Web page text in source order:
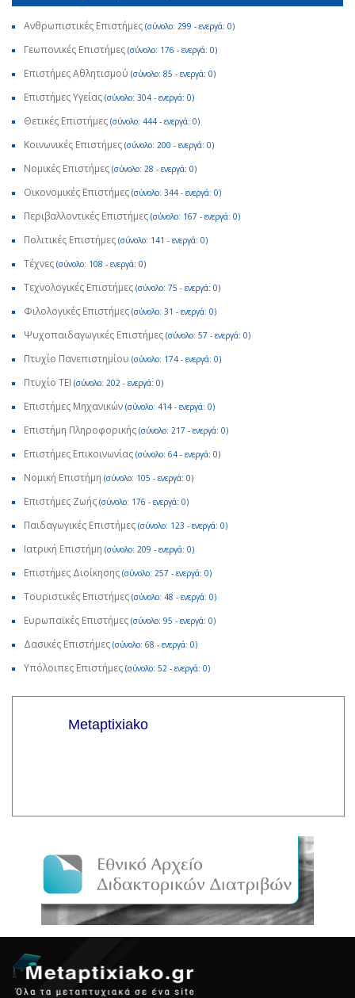
Ανθρωπιστικές Επιστήμες (σύνολο: 299 - ενεργά: 0)
Γεωπονικές Επιστήμες (σύνολο: 176 - ενεργά: 0)
Επιστήμες Αθλητισμού (σύνολο: 85 - ενεργά: 0)
Επιστήμες Υγείας (σύνολο: 304 - ενεργά: 0)
Θετικές Επιστήμες (σύνολο: 444 - ενεργά: 0)
Κοινωνικές Επιστήμες (σύνολο: 200 - ενεργά: 0)
Νομικές Επιστήμες (σύνολο: 28 - ενεργά: 0)
Οικονομικές Επιστήμες (σύνολο: 344 - ενεργά: 0)
Περιβαλλοντικές Επιστήμες (σύνολο: 167 - ενεργά: 0)
Πολιτικές Επιστήμες (σύνολο: 141 - ενεργά: 0)
Τέχνες (σύνολο: 108 - ενεργά: 0)
Τεχνολογικές Επιστήμες (σύνολο: 75 - ενεργά: 0)
Φιλολογικές Επιστήμες (σύνολο: 31 - ενεργά: 0)
Ψυχοπαιδαγωγικές Επιστήμες (σύνολο: 57 - ενεργά: 0)
Πτυχίο Πανεπιστημίου (σύνολο: 174 - ενεργά: 0)
Πτυχίο ΤΕΙ (σύνολο: 202 - ενεργά: 0)
Επιστήμες Μηχανικών (σύνολο: 414 - ενεργά: 0)
Επιστήμη Πληροφορικής (σύνολο: 217 - ενεργά: 0)
Επιστήμες Επικοινωνίας (σύνολο: 64 - ενεργά: 0)
Νομική Επιστήμη (σύνολο: 105 - ενεργά: 0)
Επιστήμες Ζωής (σύνολο: 176 - ενεργά: 0)
Παιδαγωγικές Επιστήμες (σύνολο: 123 - ενεργά: 0)
Ιατρική Επιστήμη (σύνολο: 209 - ενεργά: 0)
Επιστήμες Διοίκησης (σύνολο: 257 - ενεργά: 0)
Τουριστικές Επιστήμες (σύνολο: 48 - ενεργά: 0)
Ευρωπαϊκές Επιστήμες (σύνολο: 95 - ενεργά: 0)
Δασικές Επιστήμες (σύνολο: 68 - ενεργά: 0)
Υπόλοιπες Επιστήμες (σύνολο: 52 - ενεργά: 0)